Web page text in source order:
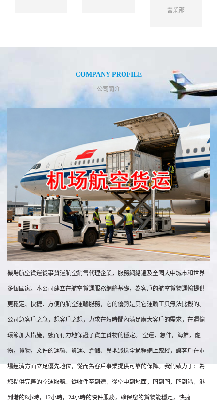
營業部
COMPANY PROFILE
公司簡介
機場航空貨運從事貨運航空銷售代理企業，服務網絡遍及全國大中城市和世界
多個國家。本公司建立在航空貨運服務網絡基礎，為客戶的航空貨物運輸提供
更穩定、快捷、方便的航空運輸服務，它的優勢是其它運輸工具無法比擬的。
公司急客戶之急，想客戶之想，力求在短時間內滿足廣大客戶的需求，在運輸
環節加大措施，強而有力地保證了貨主貨物的穩定。 空運，急件，海鮮，寵
物，貨物，文件的運輸、貨運、倉儲、異地派送全過程網上跟蹤，讓客戶在市
場經濟方面立足優先地位，從而為客戶事業提供可靠的保障。我們致力于：為
您提供完善的空運服務。從收件至到達，從空中到地面，門到門，門到港，港
到港的8小時，12小時，24小時的快件服務，確保您的貨物能穩定，快捷...